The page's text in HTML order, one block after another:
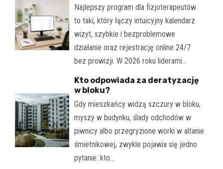
Najlepszy program dla fizjoterapeutów
to taki, który łączy intuicyjny kalendarz
wizyt, szybkie i bezproblemowe
działanie oraz rejestrację online 24/7
bez prowizji. W 2026 roku liderami…
Kto odpowiada za deratyzację
w bloku?
Gdy mieszkańcy widzą szczury w bloku,
myszy w budynku, ślady odchodów w
piwnicy albo przegryzione worki w altanie
śmietnikowej, zwykle pojawia się jedno
pytanie: kto…